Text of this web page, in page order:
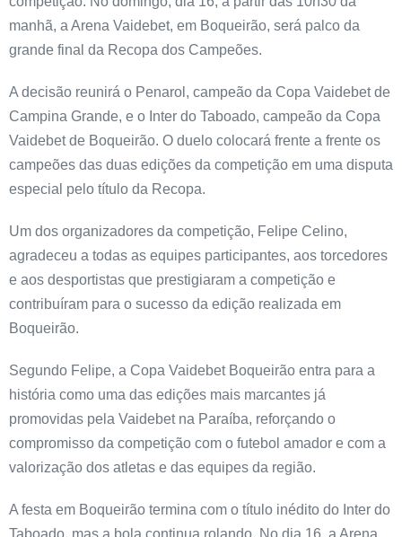
manhã, a Arena Vaidebet, em Boqueirão, será palco da
grande final da Recopa dos Campeões.
A decisão reunirá o Penarol, campeão da Copa Vaidebet de
Campina Grande, e o Inter do Taboado, campeão da Copa
Vaidebet de Boqueirão. O duelo colocará frente a frente os
campeões das duas edições da competição em uma disputa
especial pelo título da Recopa.
Um dos organizadores da competição, Felipe Celino,
agradeceu a todas as equipes participantes, aos torcedores
e aos desportistas que prestigiaram a competição e
contribuíram para o sucesso da edição realizada em
Boqueirão.
Segundo Felipe, a Copa Vaidebet Boqueirão entra para a
história como uma das edições mais marcantes já
promovidas pela Vaidebet na Paraíba, reforçando o
compromisso da competição com o futebol amador e com a
valorização dos atletas e das equipes da região.
A festa em Boqueirão termina com o título inédito do Inter do
Taboado, mas a bola continua rolando. No dia 16, a Arena